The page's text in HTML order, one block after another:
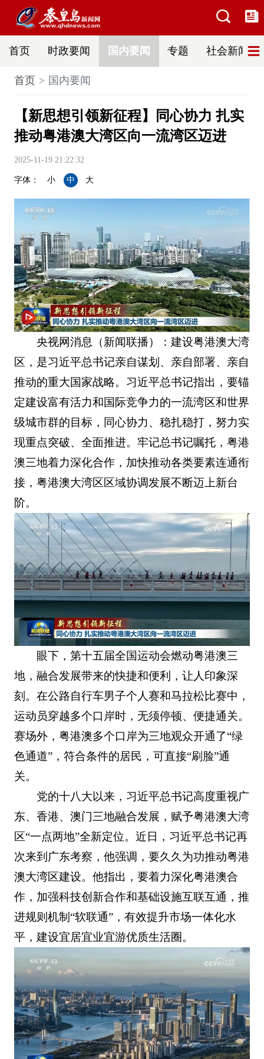
首页 时政要闻 国内要闻 专题 社会新闻
首页 国内要闻
【新思想引领新征程】同心协力 扎实
推动粤港澳大湾区向一流湾区迈进
2025-11-19 21:22:32
字体： 小 中 大
央视网消息（新闻联播）：建设粤港澳大湾
区，是习近平总书记亲自谋划、亲自部署、亲自
推动的重大国家战略。习近平总书记指出，要锚
定建设富有活力和国际竞争力的一流湾区和世界
级城市群的目标，同心协力、稳扎稳打，努力实
现重点突破、全面推进。牢记总书记嘱托，粤港
澳三地着力深化合作，加快推动各类要素连通衔
接，粤港澳大湾区区域协调发展不断迈上新台
阶。
眼下，第十五届全国运动会燃动粤港澳三
地，融合发展带来的快捷和便利，让人印象深
刻。在公路自行车男子个人赛和马拉松比赛中，
运动员穿越多个口岸时，无须停顿、便捷通关。
赛场外，粤港澳多个口岸为三地观众开通了“绿
色通道”，符合条件的居民，可直接“刷脸”通
关。
党的十八大以来，习近平总书记高度重视广
东、香港、澳门三地融合发展，赋予粤港澳大湾
区“一点两地”全新定位。近日，习近平总书记再
次来到广东考察，他强调，要久久为功推动粤港
澳大湾区建设。他指出，要着力深化粤港澳合
作，加强科技创新合作和基础设施互联互通，推
进规则机制“软联通”，有效提升市场一体化水
平，建设宜居宜业宜游优质生活圈。